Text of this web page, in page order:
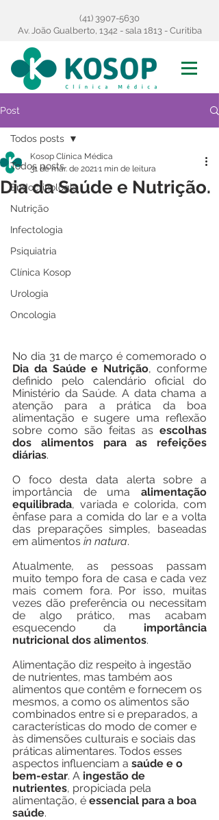
(41) 3907-5630
Av. João Gualberto, 1342 - sala 1813 - Curitiba
Post
Todos posts
Endocrinologia
Nutrição
Infectologia
Psiquiatria
Clínica Kosop
Urologia
Oncologia
Todos posts
Dia da Saúde e Nutrição.
Kosop Clínica Médica
31 de mar. de 20211 min de leitura
Dia da Saúde e Nutrição, conforme
definido pelo calendário oficial do
Ministério da Saúde. A data chama a
atenção para a prática da boa
alimentação e sugere uma reflexão
sobre como são feitas as escolhas
dos alimentos para as refeições
diárias.
O foco desta data alerta sobre a
importância de uma alimentação
equilibrada, variada e colorida, com
ênfase para a comida do lar e a volta
das preparações simples, baseadas
em alimentos in natura.
Atualmente, as pessoas passam
muito tempo fora de casa e cada vez
mais comem fora. Por isso, muitas
vezes dão preferência ou necessitam
de algo prático, mas acabam
esquecendo da importância
nutricional dos alimentos.
Alimentação diz respeito à ingestão
de nutrientes, mas também aos
alimentos que contêm e fornecem os
mesmos, a como os alimentos são
combinados entre si e preparados, a
características do modo de comer e
às dimensões culturais e sociais das
práticas alimentares. Todos esses
aspectos influenciam a saúde e o
bem-estar. A ingestão de
nutrientes, propiciada pela
alimentação, é essencial para a boa
saúde.